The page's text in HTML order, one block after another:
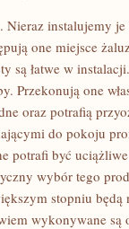
Nieraz instalujemy
one miejsce
są łatwe w
Przekonują one
oraz potrafią
do pokoju
potrafi być
wybór tego
stopniu będą
wykonywane są